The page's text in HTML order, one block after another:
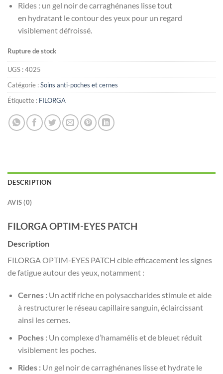
Rides : un gel noir de carraghénanes lisse tout
en hydratant le contour des yeux pour un regard
visiblement défroissé.
Rupture de stock
UGS :4025
Catégorie :Soins anti-poches et cernes
Étiquette : FILORGA
DESCRIPTION
AVIS (0)
FILORGA OPTIM-EYES PATCH
Description
FILORGA OPTIM-EYES PATCH cible efficacement les signes
de fatigue autour des yeux, notamment :
Cernes :Un actif riche en polysaccharides stimule et aide
à restructurer le réseau capillaire sanguin, éclaircissant
ainsi les cernes.
Poches :Un complexe d’hamamélis et de bleuet réduit
visiblement les poches.
Rides :Un gel noir de carraghénanes lisse et hydrate le